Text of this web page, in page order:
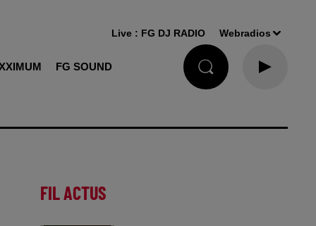
FG SOUND
Live : FG DJ RADIO Webradios
FIL ACTUS